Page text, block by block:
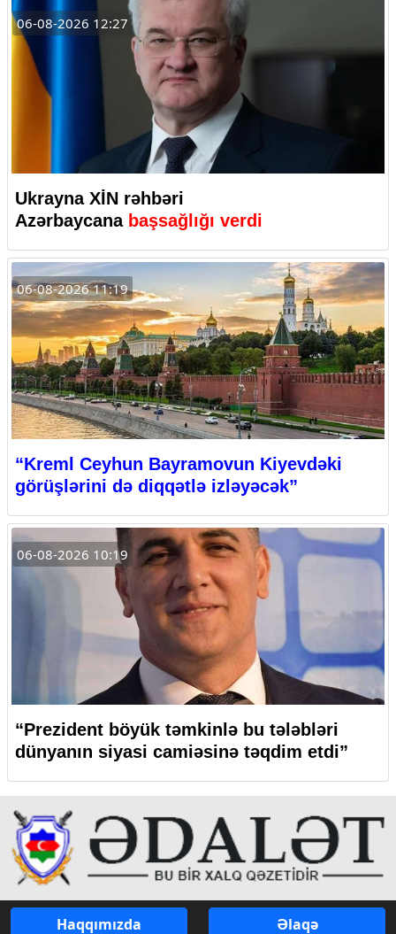
06-08-2026 12:27
Ukrayna XİN rəhbəri
Azərbaycana başsağlığı verdi
06-08-2026 11:19
“Kreml Ceyhun Bayramovun Kiyevdəki
görüşlərini də diqqətlə izləyəcək”
06-08-2026 10:19
“Prezident böyük təmkinlə bu tələbləri
dünyanın siyasi camiəsinə təqdim etdi”
Haqqımızda Əlaqə